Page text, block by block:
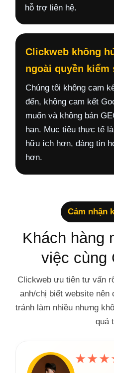
hỗ trợ liên hệ.
Clickweb không
ngoài quyền kiểm
Chúng tôi không cam
đến, không cam kết
muốn và không bán
hạn. Mục tiêu thực tế
hữu ích hơn, đáng tin
hơn.
Cảm nhận
Khách hàng
việc cùng
Clickweb ưu tiên tư vấn
anh/chị biết website nên
tránh làm nhiều nhưng
quả